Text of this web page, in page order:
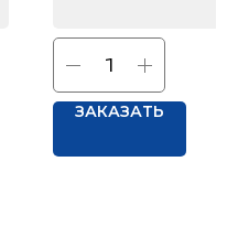
ЗАКАЗАТЬ